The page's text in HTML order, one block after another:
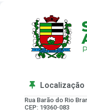
Localização
Rua Barão do Rio
CEP: 19360-083